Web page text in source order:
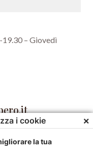
19.30 –Giovedì
i cookie ×
la tua